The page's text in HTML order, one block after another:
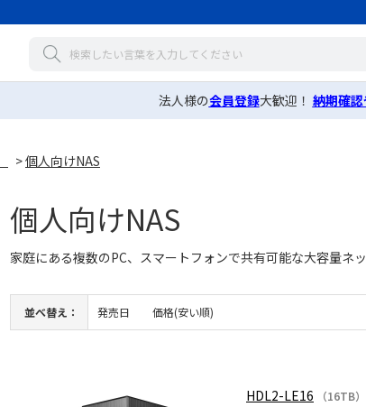
法人様の会員登録大歓迎！ 納期確
>個人向けNAS
個人向けNAS
家庭にある複数のPC、スマートフォンで共有可能な大容量ネ
並べ替え： 発売日 価格(安い順)
HDL2-LE16 （16TB）